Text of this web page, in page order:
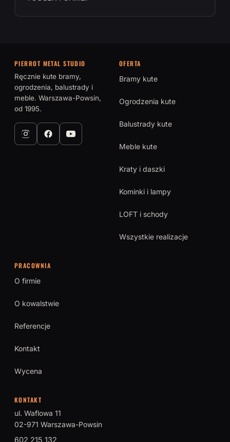
PIERROT METAL STUDIO
Ręcznie kute bramy,
ogrodzenia, balustrady i
meble. Warszawa-Powsin,
od 1995.
OFERTA
Bramy kute
Ogrodzenia kute
Balustrady kute
Meble kute
Kraty i daszki
Kominki i lampy
LOFT i schody
Wszystkie realizacje
PRACOWNIA
O firmie
O kowalstwie
Referencje
Kontakt
Wycena
KONTAKT
ul. Waflowa 11
02-971 Warszawa-Powsin
602 215 132